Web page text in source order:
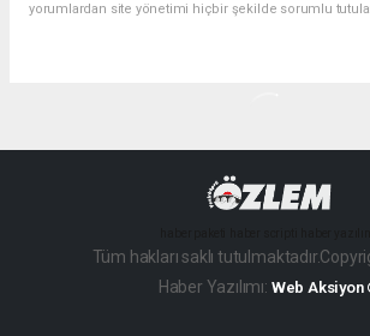
yorumlardan site yönetimi hiçbir şekilde sorumlu
Tüm hakları saklı
Haber Yazılımı: Web Aksiyon